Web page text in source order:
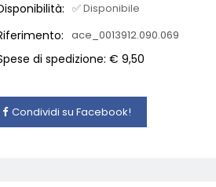
✅ Disponibile
ace_0013912.090.069
di spedizione: € 9,50
Condividi su Facebook!